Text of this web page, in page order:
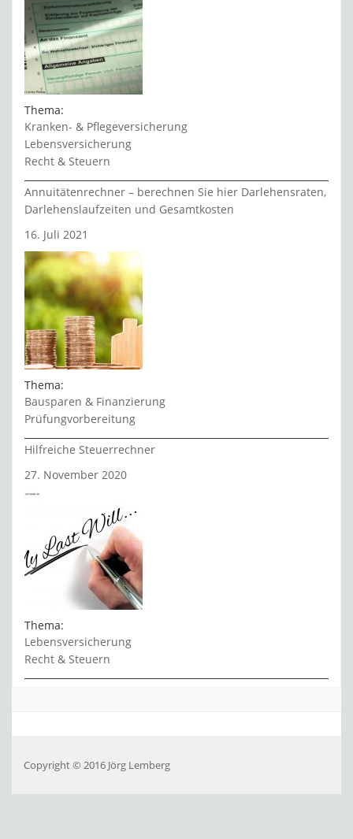
Thema:
Kranken- & Pflegeversicherung
Lebensversicherung
Recht & Steuern
Annuitätenrechner – berechnen Sie hier Darlehensraten,
Darlehenslaufzeiten und Gesamtkosten
16. Juli 2021
Thema:
Bausparen & Finanzierung
Prüfungvorbereitung
Hilfreiche Steuerrechner
27. November 2020
Thema:
Lebensversicherung
Recht & Steuern
Copyright © 2016 Jörg Lemberg